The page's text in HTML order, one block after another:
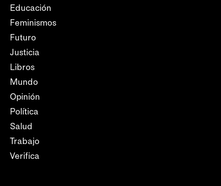
Educación
Feminismos
Futuro
Justicia
Libros
Mundo
Opinión
Política
Salud
Trabajo
Verifica